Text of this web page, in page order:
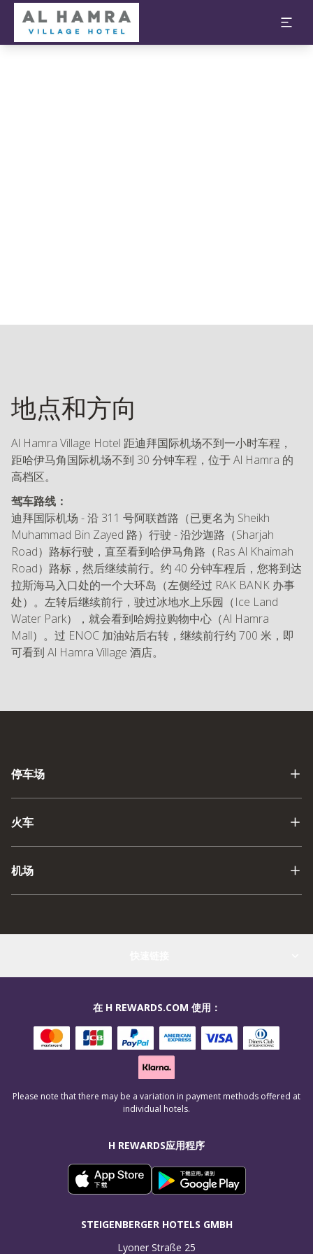
地点和方向
Al Hamra Village Hotel 距迪拜国际机场不到一小时车程，
距哈伊马角国际机场不到 30 分钟车程，位于 Al Hamra 的
高档区。
驾车路线：
迪拜国际机场 - 沿 311 号阿联酋路（已更名为 Sheikh
Muhammad Bin Zayed 路）行驶 - 沿沙迦路（Sharjah
Road）路标行驶，直至看到哈伊马角路（Ras Al Khaimah
Road）路标，然后继续前行。约 40 分钟车程后，您将到达
拉斯海马入口处的一个大环岛（左侧经过 RAK BANK 办事
处）。左转后继续前行，驶过冰地水上乐园（Ice Land
Water Park），就会看到哈姆拉购物中心（Al Hamra
Mall）。过 ENOC 加油站后右转，继续前行约 700 米，即
可看到 Al Hamra Village 酒店。
停车场
火车
机场
H REWARDS应用程序
STEIGENBERGER HOTELS GMBH
Lyoner Straße 25
在 H REWARDS.COM 使用：
Please note that there may be a variation in payment methods offered at
individual hotels.